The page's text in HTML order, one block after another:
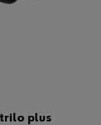
plus